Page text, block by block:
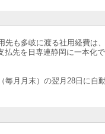
も多岐に渡る社用経費は
先を日専連静岡に一本化
月月末）の翌月28日に自